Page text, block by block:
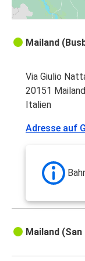
Mailand
Via Giulio
20151 Mailand
Italien
Adresse auf
Mailand